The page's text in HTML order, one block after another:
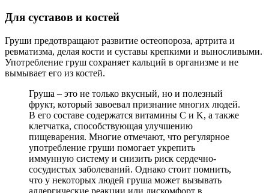
Для суставов и костей
Груши предотвращают развитие остеопороза, артрита и
ревматизма, делая кости и суставы крепкими и выносливыми.
Употребление груш сохраняет кальций в организме и не
вымывает его из костей.
Груша – это не только вкусный, но и полезный
фрукт, который завоевал признание многих людей.
В его составе содержатся витамины C и K, а также
клетчатка, способствующая улучшению
пищеварения. Многие отмечают, что регулярное
употребление груши помогает укрепить
иммунную систему и снизить риск сердечно-
сосудистых заболеваний. Однако стоит помнить,
что у некоторых людей груша может вызывать
аллергические реакции или дискомфорт в